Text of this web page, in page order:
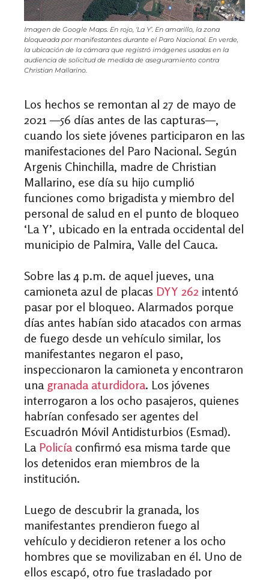
Imagen de Google Maps. En rojo, ‘La Y’. En amarillo, la zona
bloqueada por manifestantes durante el Paro Nacional. En verde,
la ubicación de la cámara que registró imágenes usadas en la
audiencia de solicitud de medida de aseguramiento contra
Christian Mallarino.
Los hechos se remontan al 27 de mayo de
2021 —56 días antes de las capturas—,
cuando los siete jóvenes participaron en las
manifestaciones del Paro Nacional. Según
Argenis Chinchilla, madre de Christian
Mallarino, ese día su hijo cumplió
funciones como brigadista y miembro del
personal de salud en el punto de bloqueo
‘La Y’, ubicado en la entrada occidental del
municipio de Palmira, Valle del Cauca.
Sobre las 4 p.m. de aquel jueves, una
camioneta azul de placas DYY 262 intentó
pasar por el bloqueo. Alarmados porque
días antes habían sido atacados con armas
de fuego desde un vehículo similar, los
manifestantes negaron el paso,
inspeccionaron la camioneta y encontraron
una granada aturdidora. Los jóvenes
interrogaron a los ocho pasajeros, quienes
habrían confesado ser agentes del
Escuadrón Móvil Antidisturbios (Esmad).
La Policíaconfirmó esa misma tarde que
los detenidos eran miembros de la
institución.
Luego de descubrir la granada, los
manifestantes prendieron fuego al
vehículo y decidieron retener a los ocho
hombres que se movilizaban en él. Uno de
ellos escapó, otro fue trasladado por